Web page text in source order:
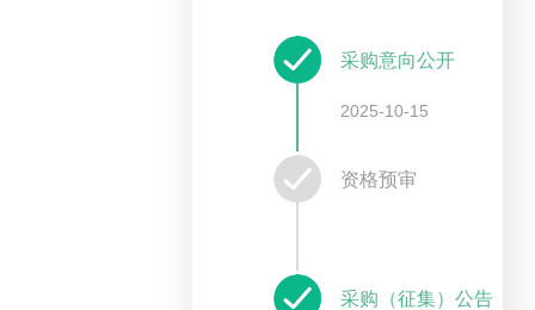
采购意向公开
2025-10-15
资格预审
采购（征集）公告